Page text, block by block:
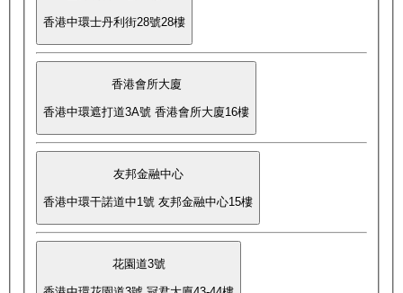
香港中環士丹利街28號28樓
香港會所大廈
香港中環遮打道3A號 香港會所大廈16樓
友邦金融中心
香港中環干諾道中1號 友邦金融中心15樓
花園道3號